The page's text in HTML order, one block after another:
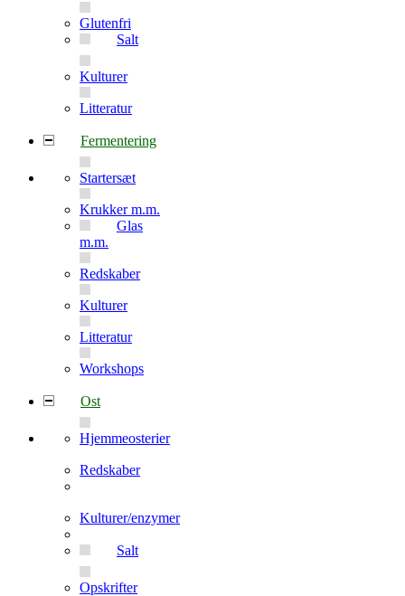
Glutenfri
Salt
Kulturer
Litteratur
Fermentering
Startersæt
Krukker m.m.
Glas
m.m.
Redskaber
Kulturer
Litteratur
Workshops
Ost
Hjemmeosterier
Redskaber
Kulturer/enzymer
Salt
Opskrifter